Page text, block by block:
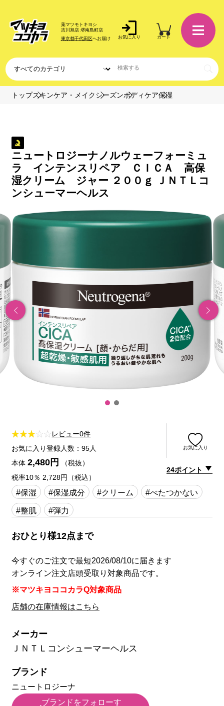
薬マツモトキヨシ
吉川旭店 堺南島町店
東京都千代田区へお届け お気に入り カート
トップスキンケア・メイク シーズンボディケア保湿
ニュートロジーナノルウェーフォーミュ
ラ インテンスリペア ＣＩＣＡ 高保
湿クリーム ジャー ２００ｇ ＪＮＴＬコ
ンシューマーヘルス
レビュー0件
お気に入り登録人数：95人
お気に入り
本体 2,480円
（税抜）
税率10％ 2,728円（税込）
24ポイント
#保湿 #保湿成分 #クリーム
#べたつかない
#整肌
#弾力
おひとり様12点まで
今すぐのご注文で最短2026/08/10に届きます
オンライン注文店頭受取り対象商品です。
※マツキヨココカラQ対象商品
店舗の在庫情報はこちら
メーカー
ＪＮＴＬコンシューマーヘルス
ブランド
ニュートロジーナ
ブランドをフォローす